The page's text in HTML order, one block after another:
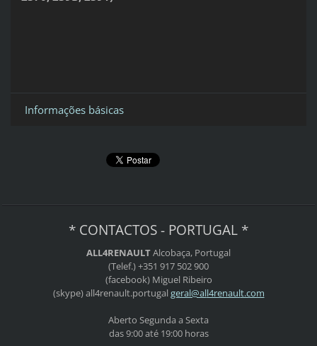
Informações básicas
* CONTACTOS - PORTUGAL *
ALL4RENAULTAlcobaça, Portugal
(Telef.) +351 917 502 900
(facebook) Miguel Ribeiro
(skype) all4renault.portugal geral@all4renault.com
Aberto Segunda a Sexta
das 9:00 até 19:00 horas